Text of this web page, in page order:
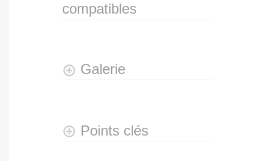
compatibles
Galerie
Points clés